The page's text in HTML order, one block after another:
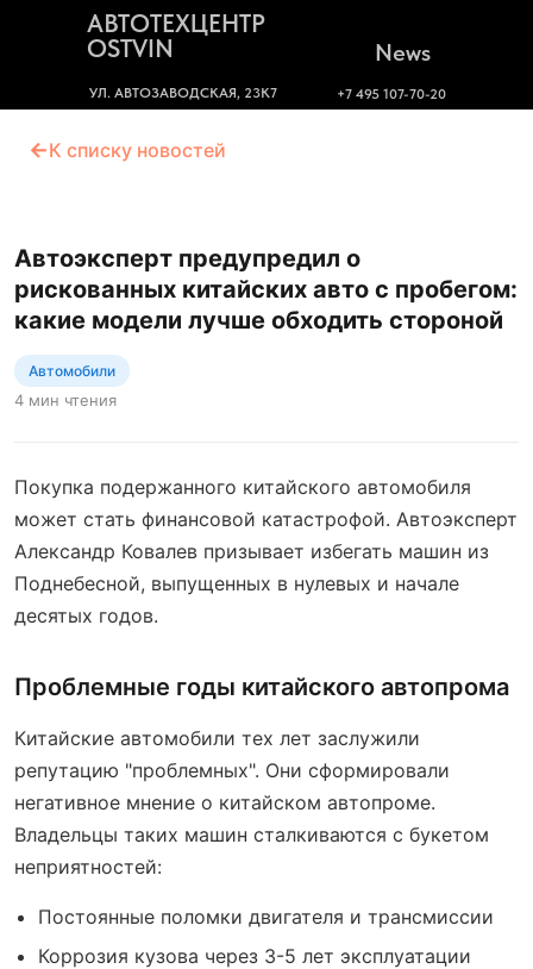
+7 495 107-70-20
УЛ. АВТОЗАВОДСКАЯ, 23К7
АВТОТЕХЦЕНТР
OSTVIN
News
←К списку новостей
Автоэксперт предупредил о
рискованных китайских авто с пробегом:
какие модели лучше обходить стороной
Автомобили
4 мин чтения
Покупка подержанного китайского автомобиля
может стать финансовой катастрофой. Автоэксперт
Александр Ковалев призывает избегать машин из
Поднебесной, выпущенных в нулевых и начале
десятых годов.
Проблемные годы китайского автопрома
Китайские автомобили тех лет заслужили
репутацию "проблемных". Они сформировали
негативное мнение о китайском автопроме.
Владельцы таких машин сталкиваются с букетом
неприятностей:
Постоянные поломки двигателя и трансмиссии
Коррозия кузова через 3-5 лет эксплуатации